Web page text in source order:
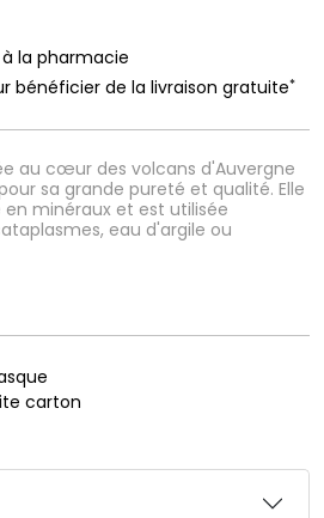
au cœur des volcans d'Auvergne
sa grande pureté et qualité. Elle
minéraux et est utilisée
eau d'argile ou
la pharmacie
bénéficier de la livraison gratuite*
carton